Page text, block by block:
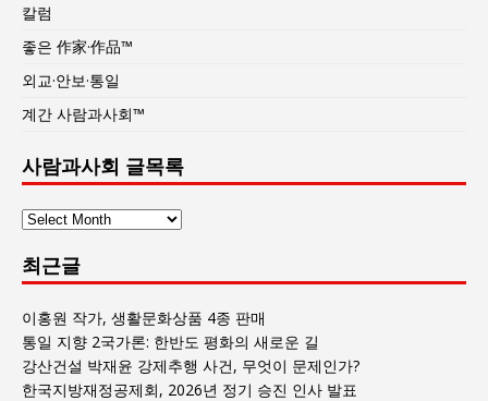
칼럼
좋은 作家·作品™
외교·안보·통일
계간 사람과사회™
사람과사회 글목록
사
과
사
회
글
목
록
최근글
이홍원 작가, 생활문화상품 4종 판매
통일 지향 2국가론: 한반도 평화의 새로운 길
강산건설 박재윤 강제추행 사건, 무엇이 문제인가?
한국지방재정공제회, 2026년 정기 승진 인사 발표